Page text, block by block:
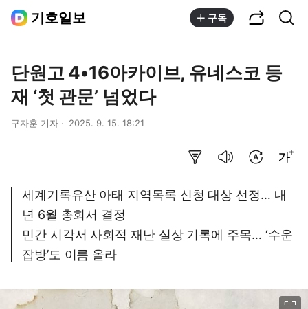
기호일보 구독
단원고 4•16아카이브, 유네스코 등
재 ‘첫 관문’ 넘었다
구자훈 기자 2025. 9. 15. 18:21
세계기록유산 아태 지역목록 신청 대상 선정… 내
년 6월 총회서 결정
민간 시각서 사회적 재난 실상 기록에 주목… ‘수운
잡방’도 이름 올라